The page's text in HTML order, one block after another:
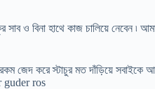
ও বিনা হাথে কাজ চালিয়ে নেবেন ৷
রকম জেদ করে স্টাচুর মত দাঁড়িয়ে সবাইকে
guder ros